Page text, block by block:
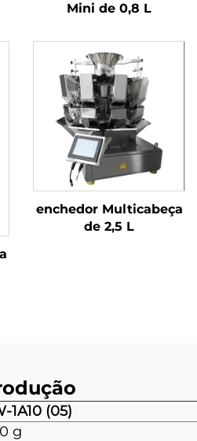
Mini de 0,8 L
enchedor Multicabeça
de 2,5 L
1A10 (05)
g